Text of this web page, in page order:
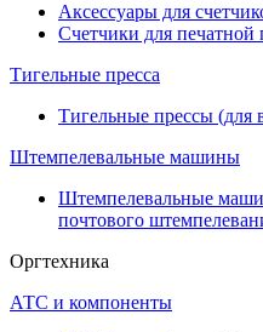
Аксессуары для
Счетчики для печатной
Тигельные пресса
Тигельные прессы (для
Штемпелевальные машины
Штемпелевальные
почтового
Оргтехника
АТС и компоненты